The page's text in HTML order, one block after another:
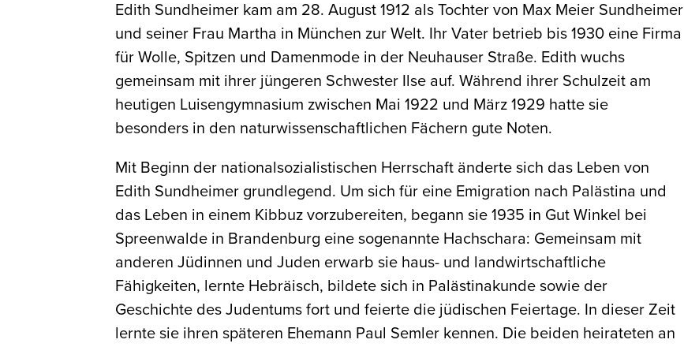
Edith Sundheimer kam am 28. August 1912 als Tochter von Max Meier Sundheimer
und seiner Frau Martha in München zur Welt. Ihr Vater betrieb bis 1930 eine Firma
für Wolle, Spitzen und Damenmode in der Neuhauser Straße. Edith wuchs
gemeinsam mit ihrer jüngeren Schwester Ilse auf. Während ihrer Schulzeit am
heutigen Luisengymnasium zwischen Mai 1922 und März 1929 hatte sie
besonders in den naturwissenschaftlichen Fächern gute Noten.
Mit Beginn der nationalsozialistischen Herrschaft änderte sich das Leben von
Edith Sundheimer grundlegend. Um sich für eine Emigration nach Palästina und
das Leben in einem Kibbuz vorzubereiten, begann sie 1935 in Gut Winkel bei
Spreenwalde in Brandenburg eine sogenannte Hachschara: Gemeinsam mit
anderen Jüdinnen und Juden erwarb sie haus- und landwirtschaftliche
Fähigkeiten, lernte Hebräisch, bildete sich in Palästinakunde sowie der
Geschichte des Judentums fort und feierte die jüdischen Feiertage. In dieser Zeit
lernte sie ihren späteren Ehemann Paul Semler kennen. Die beiden heirateten an